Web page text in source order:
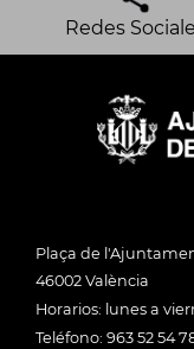
Redes
Plaça de
46002 València
Horarios: lunes a
Teléfono: 963 52 54